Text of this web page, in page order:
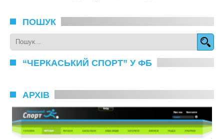
ПОШУК
“ЧЕРКАСЬКИЙ СПОРТ” У ФБ
АРХІВ